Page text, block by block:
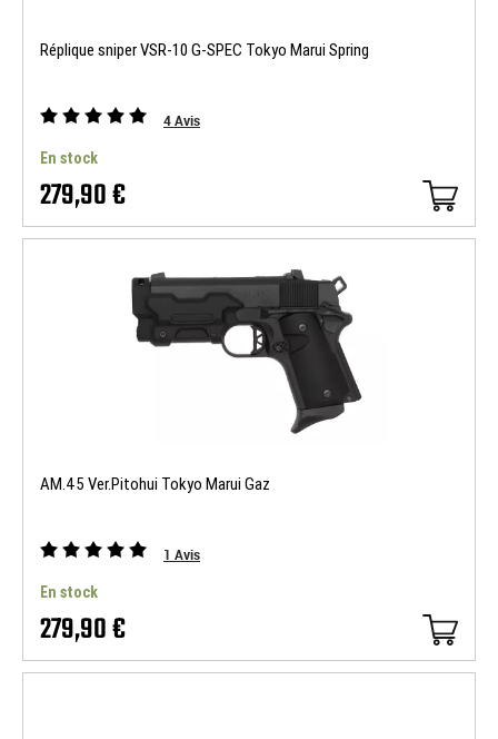
Réplique sniper VSR-10 G-SPEC Tokyo Marui Spring
4Avis
En stock
279,90 €
AM.45 Ver.Pitohui Tokyo Marui Gaz
1 Avis
En stock
279,90 €